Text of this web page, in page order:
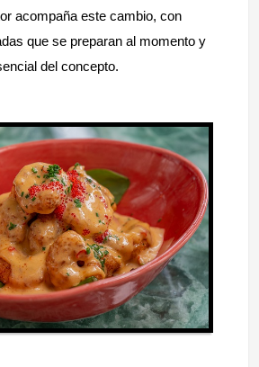
acompaña este cambio, con
que se preparan al momento y
del concepto.